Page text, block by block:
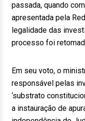
passada, quando
apresentada pela
legalidade das
processo foi
Em seu voto, o
responsável pelas
‘substrato
a instauração de